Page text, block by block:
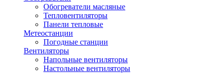
Обогреватели масляные
Тепловентиляторы
Панели тепловые
Метеостанции
Погодные станции
Вентиляторы
Напольные вентиляторы
Настольные вентиляторы